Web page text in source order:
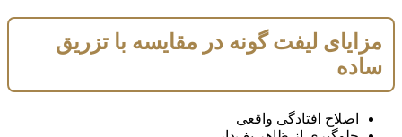
مزایای لیفت گونه در مقایسه با تزریق
ساده
اصلاح افتادگی واقعی